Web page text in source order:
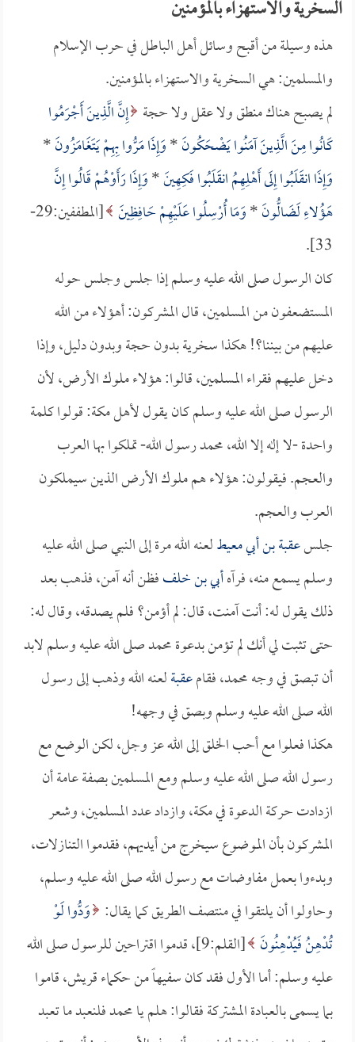
السخرية والاستهزاء بالمؤمنين
هذه وسيلة من أقبح وسائل أهل الباطل في حرب الإسلام
والمسلمين: هي السخرية والاستهزاء بالمؤمنين.
لم يصبح هناك منطق ولا عقل ولا حجة إِنَّ الَّذِينَ أَجْرَمُوا
كَانُوا مِنَ الَّذِينَ آمَنُوا يَضْحَكُونَ*وَإِذَا مَرُّوا بِهِمْ يَتَغَامَزُونَ*
وَإِذَا انقَلَبُوا إِلَى أَهْلِهِمُ انقَلَبُوا فَكِهِينَ*وَإِذَا رَأَوْهُمْ قَالُوا إِنَّ
هَؤُلاءِ لَضَالُّونَ*وَمَا أُرْسِلُوا عَلَيْهِمْ حَافِظِينَ
[المطففين:29-
33].
كان الرسول صلى الله عليه وسلم إذا جلس وجلس حوله
المستضعفون من المسلمين، قال المشركون: أهؤلاء من الله
عليهم من بيننا؟! هكذا سخرية بدون حجة وبدون دليل، وإذا
دخل عليهم فقراء المسلمين، قالوا: هؤلاء ملوك الأرض، لأن
الرسول صلى الله عليه وسلم كان يقول لأهل مكة: قولوا كلمة
واحدة -لا إله إلا الله، محمد رسول الله- تملكوا بها العرب
والعجم. فيقولون: هؤلاء هم ملوك الأرض الذين سيملكون
العرب والعجم.
جلسعقبة بن أبي معيطلعنه الله مرة إلى النبي صلى الله عليه
وسلم يسمع منه، فرآهأبي بن خلففظن أنه آمن، فذهب بعد
ذلك يقول له: أنت آمنت، قال: لم أؤمن؟ فلم يصدقه، وقال له:
حتى تثبت لي أنك لم تؤمن بدعوة محمد صلى الله عليه وسلم لابد
أن تبصق في وجه محمد، فقامعقبةلعنه الله وذهب إلى رسول
الله صلى الله عليه وسلم وبصق في وجهه!
هكذا فعلوا مع أحب الخلق إلى الله عز وجل، لكن الوضع مع
رسول الله صلى الله عليه وسلم ومع المسلمين بصفة عامة أن
ازدادت حركة الدعوة في مكة، وازداد عدد المسلمين، وشعر
المشركون بأن الموضوع سيخرج من أيديهم، فقدموا التنازلات،
وبدءوا بعمل مفاوضات مع رسول الله صلى الله عليه وسلم،
وحاولوا أن يلتقوا في منتصف الطريق كما يقال: وَدُّوا لَوْ
تُدْهِنُ فَيُدْهِنُونَ
[القلم:9]، قدموا اقتراحين للرسول صلى الله
عليه وسلم: أما الأول فقد كان سفيهاً من حكماء قريش، قاموا
بما يسمى بالعبادة المشتركة فقالوا: هلم يا محمد فلنعبد ما تعبد